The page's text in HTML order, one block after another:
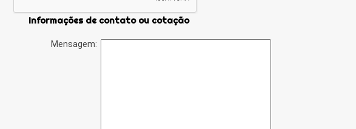
Informações de contato ou cotação
Mensagem: